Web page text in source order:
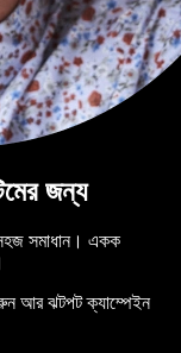
জন্য
সমাধান। একক
আর ঝটপট ক্যাম্পেইন